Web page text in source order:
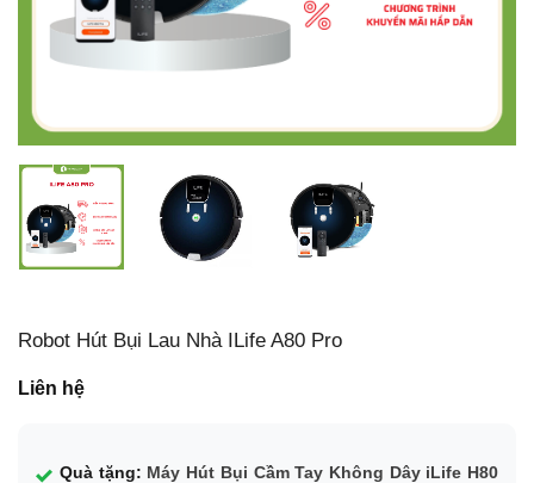
Robot Hút Bụi Lau Nhà ILife A80 Pro
Liên hệ
Quà tặng: Máy Hút Bụi Cầm Tay Không Dây iLife H80